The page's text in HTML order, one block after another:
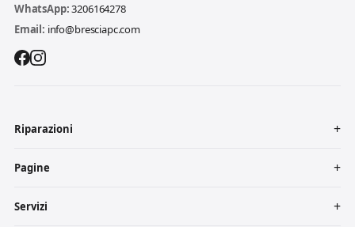
WhatsApp:3206164278
Email: info@bresciapc.com
Riparazioni
Pagine
Servizi